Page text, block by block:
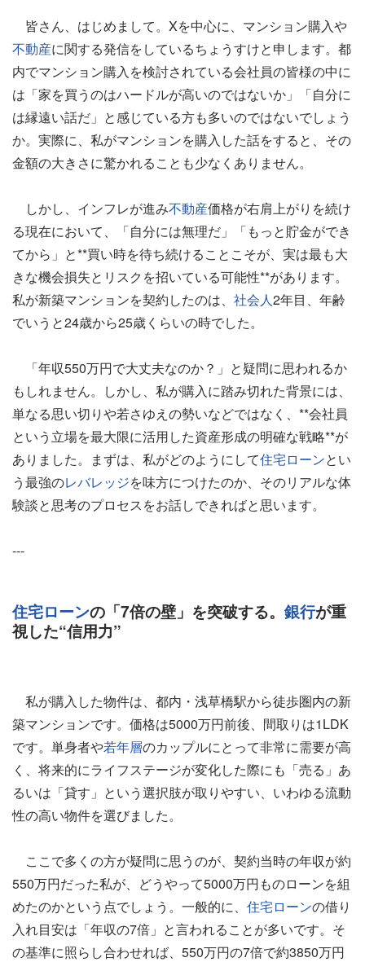
皆さん、はじめまして。Xを中心に、マンション購入や
不動産に関する発信をしているちょうすけと申します。都
内でマンション購入を検討されている会社員の皆様の中に
は「家を買うのはハードルが高いのではないか」「自分に
は縁遠い話だ」と感じている方も多いのではないでしょう
か。実際に、私がマンションを購入した話をすると、その
金額の大きさに驚かれることも少なくありません。
しかし、インフレが進み不動産価格が右肩上がりを続け
る現在において、「自分には無理だ」「もっと貯金ができ
てから」と**買い時を待ち続けることこそが、実は最も大
きな機会損失とリスクを招いている可能性**があります。
私が新築マンションを契約したのは、 社会人2年目、年齢
でいうと24歳から25歳くらいの時でした。
「年収550万円で大丈夫なのか？」と疑問に思われるか
もしれません。しかし、私が購入に踏み切れた背景には、
単なる思い切りや若さゆえの勢いなどではなく、**会社員
という立場を最大限に活用した資産形成の明確な戦略**が
ありました。まずは、私がどのようにして住宅ローンとい
う最強のレバレッジを味方につけたのか、そのリアルな体
験談と思考のプロセスをお話しできればと思います。
---
住宅ローンの「7倍の壁」を突破する。 銀行が重
視した“信用力”
私が購入した物件は、都内・浅草橋駅から徒歩圏内の新
築マンションです。価格は5000万円前後、間取りは1LDK
です。単身者や若年層のカップルにとって非常に需要が高
く、将来的にライフステージが変化した際にも「売る」あ
るいは「貸す」という選択肢が取りやすい、いわゆる流動
性の高い物件を選びました。
ここで多くの方が疑問に思うのが、契約当時の年収が約
550万円だった私が、どうやって5000万円ものローンを組
めたのかという点でしょう。一般的に、 住宅ローンの借り
入れ目安は「年収の7倍」と言われることが多いです。そ
の基準に照らし合わせれば、550万円の7倍で約3850万円